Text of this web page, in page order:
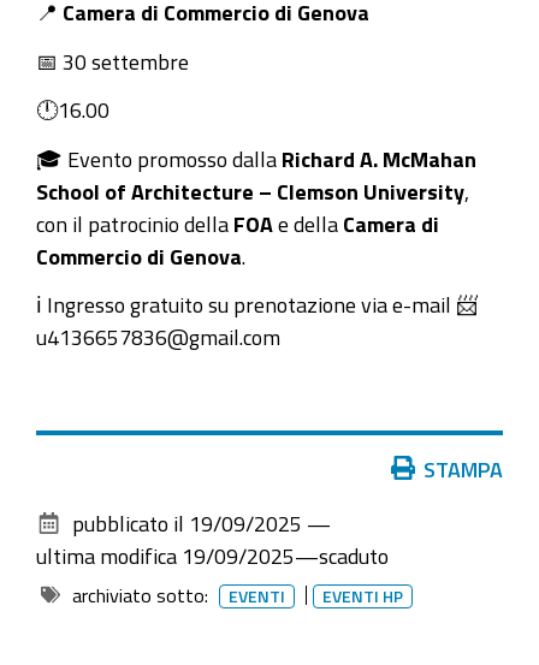
di
architettura
Edimburgo,
la
città
la
cultura
30T23:59:59+02:00
Malcolm
Fraser,
📍 Camera di Commercio di Genova
📅 30 settembre
🕛16.00
🎓 Evento promosso dalla Richard A. McMahan
School of Architecture – Clemson University
con il patrocinio della FOA e della Camera di
Commercio di Genova
ℹ️ Ingresso gratuito su prenotazione via e-mail 📨
u4136657836@gmail.com
documento
STAMPA
pubblicato il 19/09/2025 —
ultima modifica 19/09/2025—scaduto
archiviato sotto: EVENTI EVENTI HP